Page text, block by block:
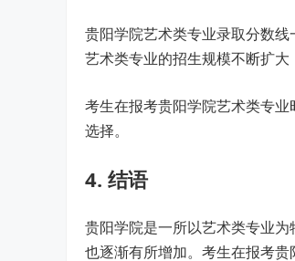
贵阳学院艺术类专业录取分数
艺术类专业的招生规模不断扩大
考生在报考贵阳学院艺术类专
选择。
4. 结语
贵阳学院是一所以艺术类专业
也逐渐有所增加。考生在报考贵